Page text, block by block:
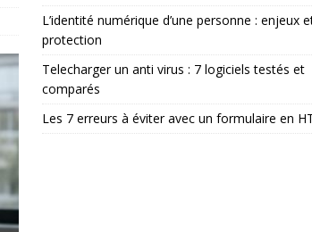
L’identité numérique d’une personne : enjeux
protection
Telecharger un anti virus : 7 logiciels testés et
comparés
Les 7 erreurs à éviter avec un formulaire en